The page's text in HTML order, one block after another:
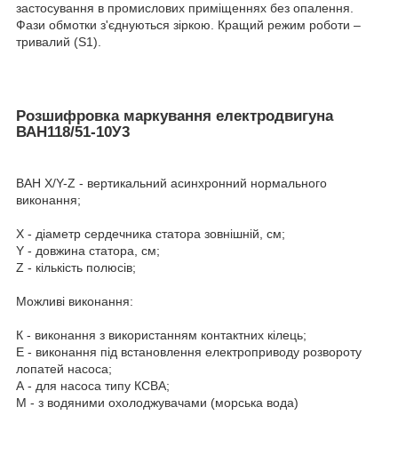
застосування в промислових приміщеннях без опалення.
Фази обмотки з'єднуються зіркою. Кращий режим роботи –
тривалий (S1).
Розшифровка маркування електродвигуна
ВАН118/51-10У3
ВАН Х/Y-Z - вертикальний асинхронний нормального
виконання;
Х - діаметр сердечника статора зовнішній, см;
Y - довжина статора, см;
Z - кількість полюсів;
Можливі виконання:
К - виконання з використанням контактних кілець;
Е - виконання під встановлення електроприводу розвороту
лопатей насоса;
А - для насоса типу КСВА;
М - з водяними охолоджувачами (морська вода)